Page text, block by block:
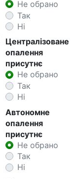
Не обрано
Так
Ні
Централізоване
опалення
присутнє
Не обрано
Так
Ні
Автономне
опалення
присутнє
Не обрано
Так
Ні